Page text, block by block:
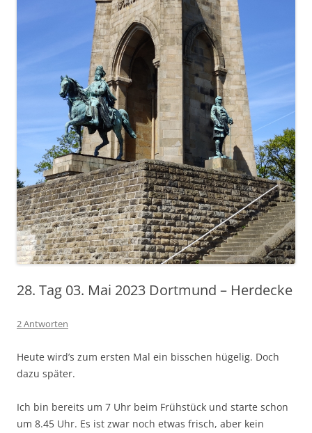
28. Tag 03. Mai 2023 Dortmund – Herdecke
2 Antworten
Heute wird’s zum ersten Mal ein bisschen hügelig. Doch
dazu später.
Ich bin bereits um 7 Uhr beim Frühstück und starte schon
um 8.45 Uhr. Es ist zwar noch etwas frisch, aber kein